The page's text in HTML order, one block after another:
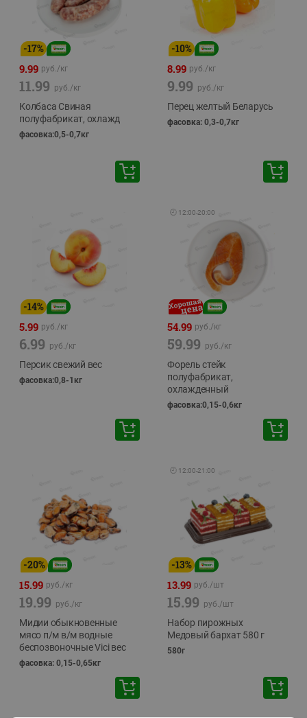
-17%
9.99 руб./кг
11.99 руб./кг
Колбаса Свиная
полуфабрикат, охлажд
фасовка:0,5-0,7кг
-10%
8.99 руб./кг
9.99 руб./кг
Перец желтый Беларусь
фасовка: 0,3-0,7кг
-14%
5.99 руб./кг
6.99 руб./кг
Персик свежий вес
фасовка:0,8-1кг
🕘 12:00-20:00
54.99 руб./кг
59.99 руб./кг
Форель стейк
полуфабрикат,
охлажденный
фасовка:0,15-0,6кг
-20%
15.99 руб./кг
19.99 руб./кг
Мидии обыкновенные
мясо п/м в/м водные
беспозвоночные Vici вес
фасовка: 0,15-0,65кг
🕘 12:00-21:00
-13%
13.99 руб./шт
15.99 руб./шт
Набор пирожных
Медовый бархат 580 г
580г